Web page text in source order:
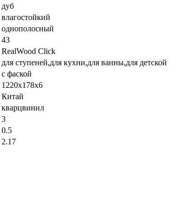
дуб
влагостойкий
однополосный
43
RealWood Click
для ступеней,для кухни,для ванны,для детской
с фаской
1220x178x6
Китай
кварцвинил
3
0.5
2.17